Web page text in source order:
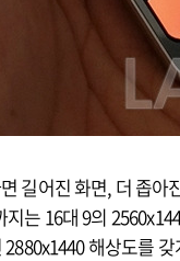
길어진 화면, 더 좁
는 16대 9의
해상도를